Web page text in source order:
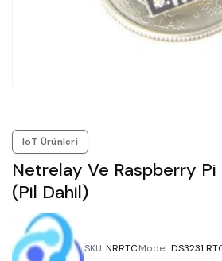
IoT Ürünleri
Netrelay Ve Raspberry Pi
(Pil Dahil)
SKU:NRRTCModel:DS3231